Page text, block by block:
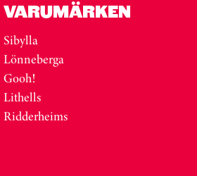
VARUMÄRKEN
Sibylla
Lönneberga
Gooh!
Lithells
Ridderheims